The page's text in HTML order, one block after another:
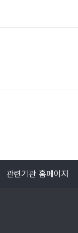
관련기관 홈페이지
목록